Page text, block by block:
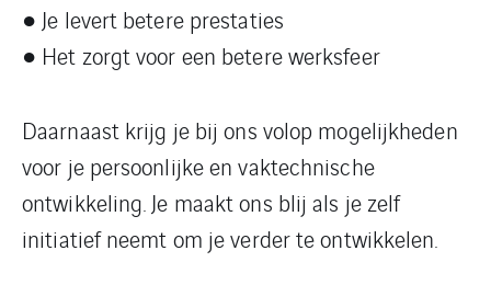
● Je levert betere prestaties
● Het zorgt voor een betere werksfeer
Daarnaast krijg je bij ons volop mogelijkheden
voor je persoonlijke en vaktechnische
ontwikkeling. Je maakt ons blij als je zelf
initiatief neemt om je verder te ontwikkelen.